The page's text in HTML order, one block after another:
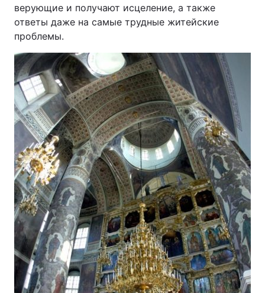
верующие и получают исцеление, а также
ответы даже на самые трудные житейские
проблемы.